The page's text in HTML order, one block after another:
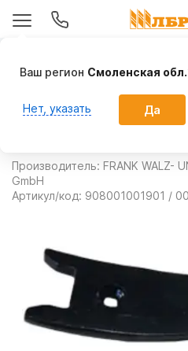
Наконечник с
пластиной WiDia
00310915F на
стерневые
Производитель: FRANK WALZ-
GmbH
Артикул/код: 908001001901 /
Ваш регион Смоленская обл.
Нет, указать Да